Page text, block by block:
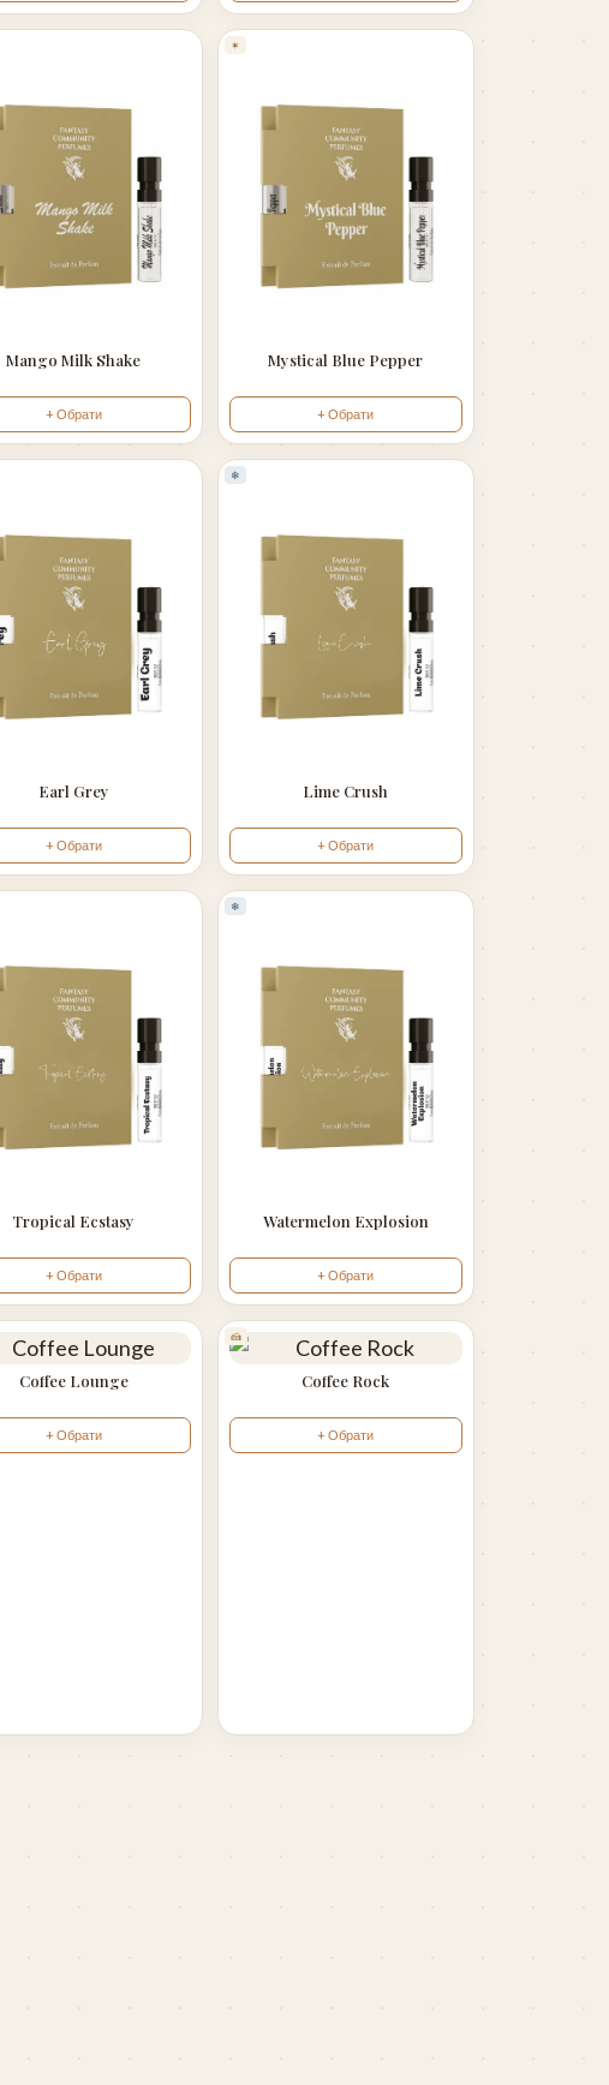
Mango Milk Shake
+ Обрати
✶
Mystical Blue Pepper
+ Обрати
Earl Grey
+ Обрати
❄
Lime Crush
+ Обрати
Tropical Ecstasy
+ Обрати
❄
Watermelon Explosion
+ Обрати
Coffee Lounge
+ Обрати
🍰
Coffee Rock
+ Обрати